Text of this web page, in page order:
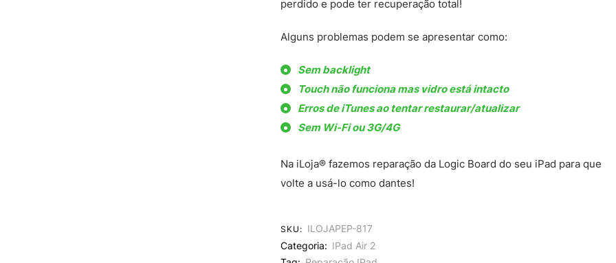
perdido e pode ter recuperação total!
Alguns problemas podem se apresentar como:
Sem backlight
Touch não funciona mas vidro está intacto
Erros de iTunes ao tentar restaurar/atualizar
Sem Wi-Fi ou 3G/4G
Na iLoja® fazemos reparação da Logic Board do seu iPad para que
volte a usá-lo como dantes!
SKU: ILOJAPEP-817
Categoria: IPad Air 2